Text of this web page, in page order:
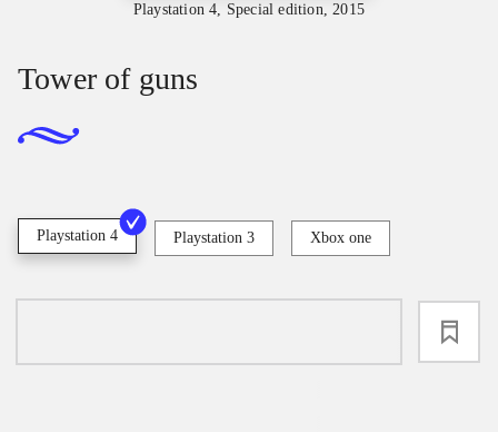
Playstation 4, Special edition, 2015
Tower of guns
Playstation 4 Playstation 3 Xbox one